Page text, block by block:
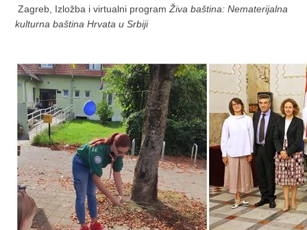
Zagreb, Izložba i virtualni programŽiva baština: Nematerijalna
kulturna baština Hrvata u Srbiji